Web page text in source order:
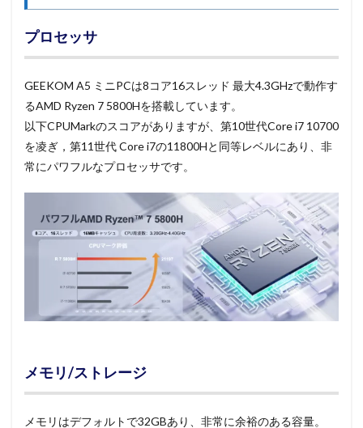
プロセッサ
GEEKOM A5 ミニPCは8コア16スレッド 最大4.3GHzで動作す
るAMD Ryzen 7 5800Hを搭載しています。
以下CPUMarkのスコアがありますが、第10世代Core i7 10700
を凌ぎ，第11世代 Core i7の11800Hと同等レベルにあり、非
常にパワフルなプロセッサです。
メモリ/ストレージ
メモリはデフォルトで32GBあり、非常に余裕のある容量。